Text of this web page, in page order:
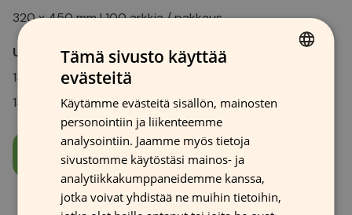
320 x 450 mm | 100 arkkia / pakkaus
UV-inkjet, Latex, Eco-solvent | valkoinen | rullat
1370 mm x 30 m | 1 rulla / pakkaus
1370 mm x 100 m | 1 rulla / pakkaus
Data sheet
GERMAN
Tämä sivusto käyttää
evästeitä
Käytämme evästeitä sisällön, mainosten
personointiin ja liikenteemme
analysointiin. Jaamme myös tietoja
sivustomme käytöstäsi mainos- ja
analytiikkakumppaneidemme kanssa,
jotka voivat yhdistää ne muihin tietoihin,